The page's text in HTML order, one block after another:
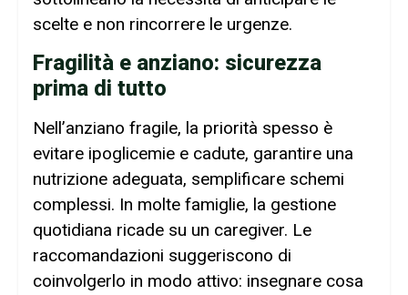
scelte e non rincorrere le urgenze.
Fragilità e anziano: sicurezza
prima di tutto
Nell’anziano fragile, la priorità spesso è
evitare ipoglicemie e cadute, garantire una
nutrizione adeguata, semplificare schemi
complessi. In molte famiglie, la gestione
quotidiana ricade su un caregiver. Le
raccomandazioni suggeriscono di
coinvolgerlo in modo attivo: insegnare cosa